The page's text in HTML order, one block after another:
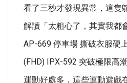
看了三秒才發現異常，這隻
解讀「太粗心了，其實我都
AP-669 停車場 撕破衣服硬
(FHD) IPX-592 突破極限高
運動好處多，這些運動遊戲